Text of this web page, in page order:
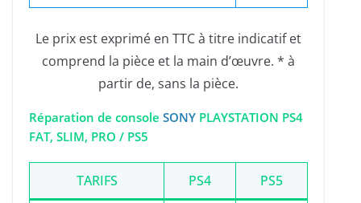
Le prix est exprimé en TTC à titre indicatif et
comprend la pièce et la main d’œuvre. * à
partir de, sans la pièce.
Réparation de console SONY PLAYSTATION PS4
FAT, SLIM, PRO / PS5
TARIFS PS4 PS5